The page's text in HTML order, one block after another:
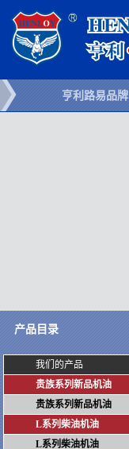
亨利路易品牌
产品目录
我们的产品
贵族系列新品机油
贵族系列新品机油
L系列柴油机油
L系列柴油机油